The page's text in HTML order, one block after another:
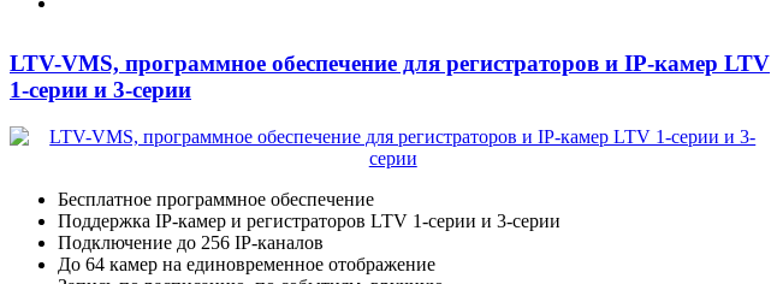
LTV-VMS, программное обеспечение для регистраторов и IP-камер LTV
1-серии и 3-серии
Бесплатное программное обеспечение
Поддержка IP-камер и регистраторов LTV 1-серии и 3-серии
Подключение до 256 IP-каналов
До 64 камер на единовременное отображение